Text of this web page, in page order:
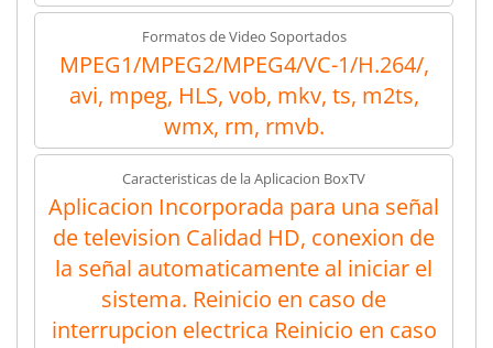
Formatos de Video Soportados
MPEG1/MPEG2/MPEG4/VC-1/H.264/,
avi, mpeg, HLS, vob, mkv, ts, m2ts,
wmx, rm, rmvb.
Caracteristicas de la Aplicacion BoxTV
Aplicacion Incorporada para una señal
de television Calidad HD, conexion de
la señal automaticamente al iniciar el
sistema. Reinicio en caso de
interrupcion electrica Reinicio en caso